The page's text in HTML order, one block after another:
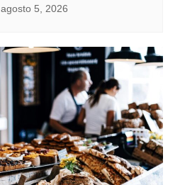
agosto 5, 2026